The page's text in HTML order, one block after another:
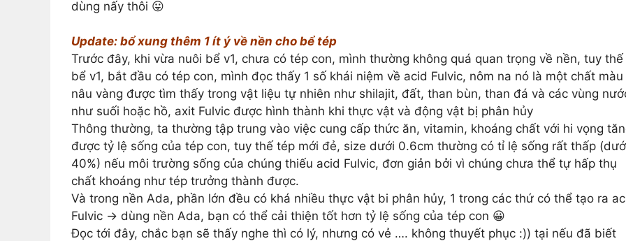
dùng nấy thôi 😛
Update: bổ xung thêm 1 ít ý về nền cho bể tép
Trước đây, khi vừa nuôi bể v1, chưa có tép con, mình thường không quá quan trọng về nền, tuy thế
bể v1, bắt đầu có tép con, mình đọc thấy 1 số khái niệm về acid Fulvic, nôm na nó là một chất màu
nâu vàng được tìm thấy trong vật liệu tự nhiên như shilajit, đất, than bùn, than đá và các vùng
như suối hoặc hồ, axit Fulvic được hình thành khi thực vật và động vật bị phân hủy
Thông thường, ta thường tập trung vào việc cung cấp thức ăn, vitamin, khoáng chất với hi vọng
được tỷ lệ sống của tép con, tuy thế tép mới đẻ, size dưới 0.6cm thường có tỉ lệ sống rất thấp
40%) nếu môi trường sống của chúng thiếu acid Fulvic, đơn giản bởi vì chúng chưa thể tự hấp thụ
chất khoáng như tép trưởng thành được.
Và trong nền Ada, phần lớn đều có khá nhiều thực vật bi phân hủy, 1 trong các thứ có thể tạo ra
Fulvic -> dùng nền Ada, bạn có thể cải thiện tốt hơn tỷ lệ sống của tép con 😀
Đọc tới đây, chắc bạn sẽ thấy nghe thì có lý, nhưng có vẻ …. không thuyết phục :)) tại nếu đã biết